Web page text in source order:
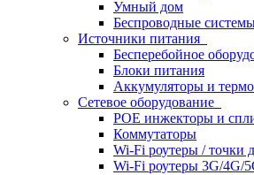
Умный дом
Беспроводные
Источники питания
Бесперебойное
Блоки питания
Аккумуляторы и
Сетевое оборудование
POE инжекторы и
Коммутаторы
Wi-Fi роутеры / точки
Wi-Fi роутеры 3G/4G/